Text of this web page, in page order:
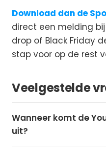
Download dan de
direct een melding
drop of Black Friday
stap voor op de rest
Veelgestelde
Wanneer komt de
uit?